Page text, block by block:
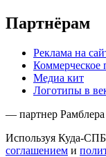
Партнёрам
Реклама на
Коммерческое
Медиа кит
Логотипы в
— партнер Рамблера
Используя Куда-
соглашением и